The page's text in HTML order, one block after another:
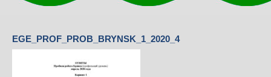
EGE_PROF_PROB_BRYNSK_1_2020_4